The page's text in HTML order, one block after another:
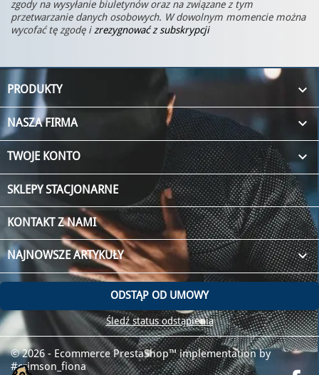
zgody na wysyłanie biuletynów oraz na związane z tym
przetwarzanie danych osobowych. W dowolnym momencie można
wycofać tę zgodę i zrezygnować z subskrypcji
PRODUKTY 
NASZA FIRMA 
TWOJE KONTO 
SKLEPY STACJONARNE
KONTAKT Z NAMI
NAJNOWSZE ARTYKUŁY keyboard_arrow_down
ODSTĄP OD UMOWY
Śledź status odstąpienia
© 2026 - Ecommerce PrestaShop™implementation by
#crimson_fiona